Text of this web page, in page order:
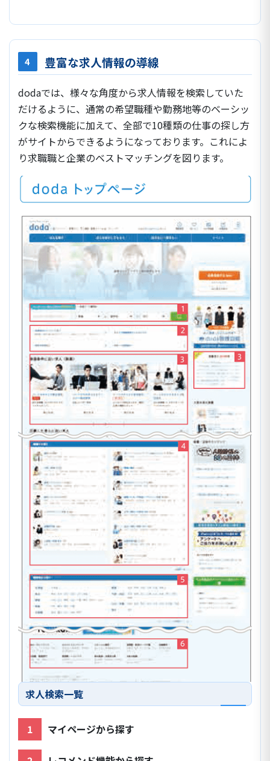
4 豊富な求人情報の導線
dodaでは、様々な角度から求人情報を検索していた
だけるように、通常の希望職種や勤務地等のベーシッ
クな検索機能に加えて、全部で10種類の仕事の探し方
がサイトからできるようになっております。これによ
り求職職と企業のベストマッチングを図ります。
求人検索一覧
1 マイページから探す